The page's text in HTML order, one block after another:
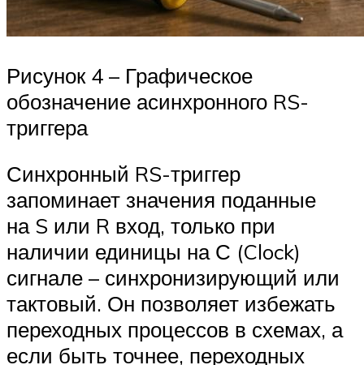
Рисунок 4 – Графическое
обозначение асинхронного RS-
триггера
Синхронный RS-триггер
запоминает значения поданные
на S или R вход, только при
наличии единицы на С (Clock)
сигнале – синхронизирующий или
тактовый. Он позволяет избежать
переходных процессов в схемах, а
если быть точнее, переходных